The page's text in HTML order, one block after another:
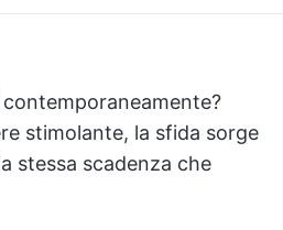
contemporaneamente?
stimolante, la sfida sorge
stessa scadenza che